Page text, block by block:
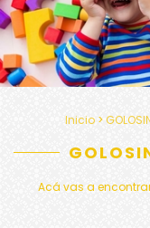
Inicio >
Acá vas a